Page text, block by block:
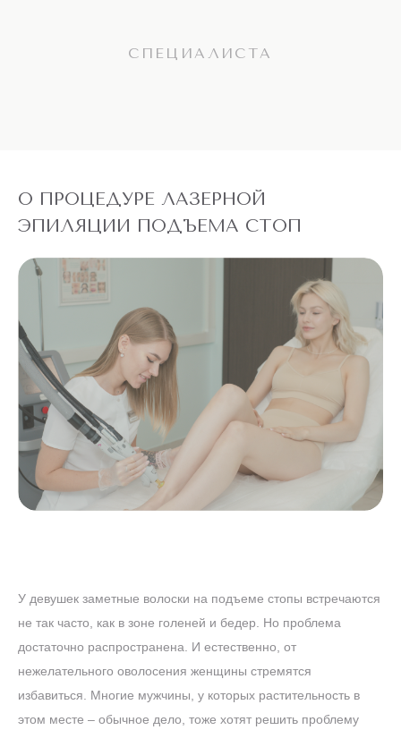
СПЕЦИАЛИСТА
О ПРОЦЕДУРЕ ЛАЗЕРНОЙ
ЭПИЛЯЦИИ ПОДЪЕМА СТОП
У девушек заметные волоски на подъеме стопы встречаются
не так часто, как в зоне голеней и бедер. Но проблема
достаточно распространена. И естественно, от
нежелательного оволосения женщины стремятся
избавиться. Многие мужчины, у которых растительность в
этом месте – обычное дело, тоже хотят решить проблему